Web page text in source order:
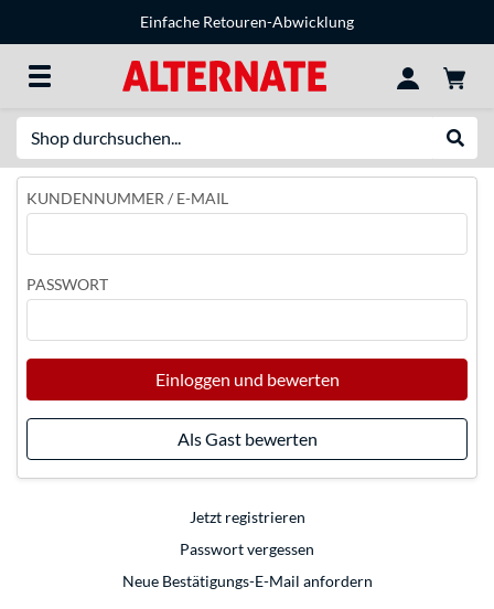
Einfache Retouren-Abwicklung
KUNDENNUMMER / E-MAIL
PASSWORT
Einloggen und bewerten
Als Gast bewerten
Jetzt registrieren
Passwort vergessen
Neue Bestätigungs-E-Mail anfordern